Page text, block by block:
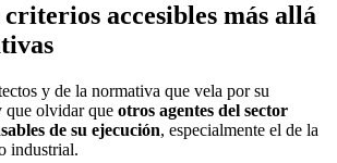
accesibles más allá
y de la normativa que vela por su
que olvidar que otros agentes del sector
de su ejecución, especialmente el de la
industrial.